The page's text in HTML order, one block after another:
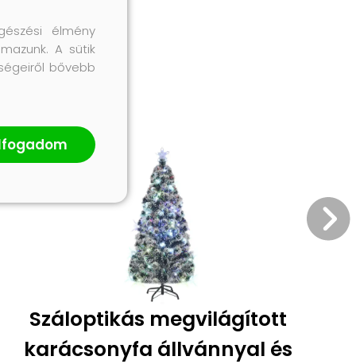
Száloptikás megvilágított
karácsonyfa állvánnyal és
élmény
A sütik
bővebb